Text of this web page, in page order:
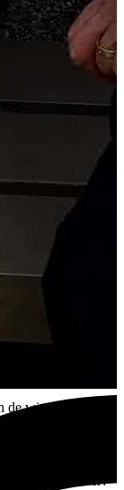
winter? Meer
Of word je juist
en je andere
naar jouw
in de zomer?